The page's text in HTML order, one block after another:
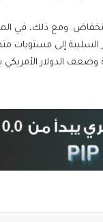
ومع ذلك، في
السلبية إلى مستويات
وضعف الدولار